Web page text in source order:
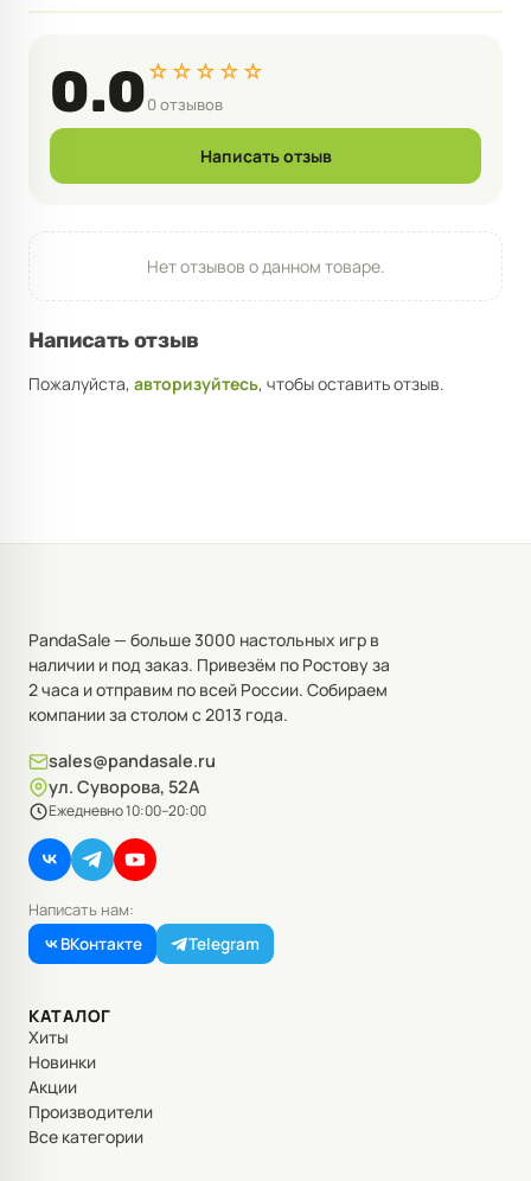
0.0☆☆☆☆☆
0 отзывов
Написать отзыв
Нет отзывов о данном товаре.
Написать отзыв
Пожалуйста, авторизуйтесь, чтобы оставить отзыв.
PandaSale — больше 3000 настольных игр в
наличии и под заказ. Привезём по Ростову за
2 часа и отправим по всей России. Собираем
компании за столом с 2013 года.
sales@pandasale.ru
ул. Суворова, 52А
Ежедневно 10:00–20:00
Написать нам:
ВКонтакте
Telegram
КАТАЛОГ
Хиты
Новинки
Акции
Производители
Все категории